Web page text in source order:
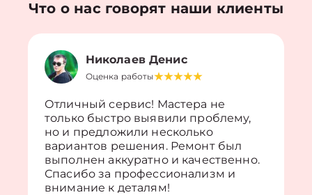
Что о нас говорят наши клиенты
Николаев Денис
Оценка работы
Отличный сервис! Мастера не
только быстро выявили проблему,
но и предложили несколько
вариантов решения. Ремонт был
выполнен аккуратно и качественно.
Спасибо за профессионализм и
внимание к деталям!